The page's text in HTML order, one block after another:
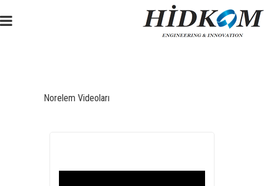
Norelem Videoları